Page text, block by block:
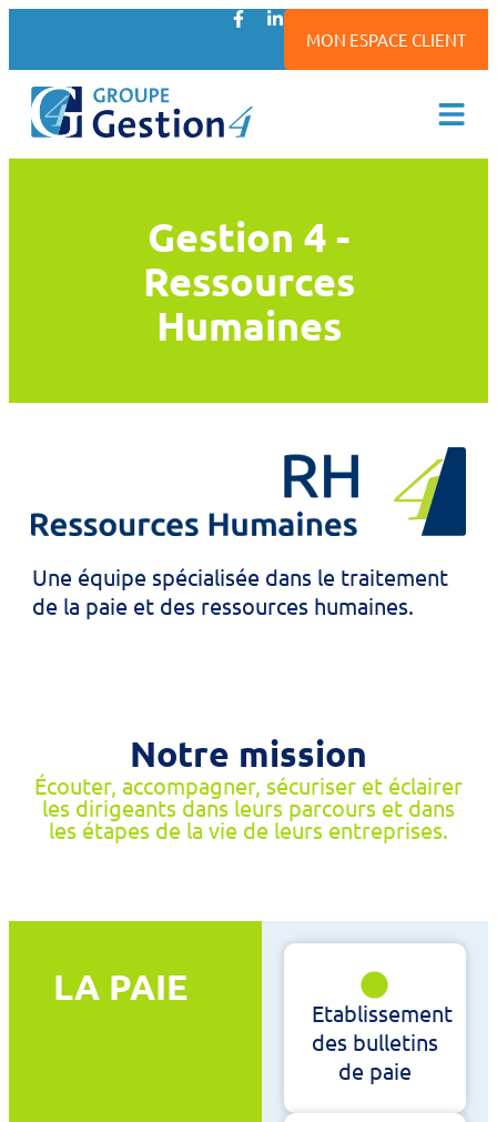
MON ESPACE CLIENT
Gestion 4 -
Ressources
Humaines
Une équipe spécialisée dans le traitement
de la paie et des ressources humaines.
Notre mission
Écouter, accompagner, sécuriser et éclairer
les dirigeants dans leurs parcours et dans
les étapes de la vie de leurs entreprises.
LA PAIE
Etablissement
des bulletins
de paie